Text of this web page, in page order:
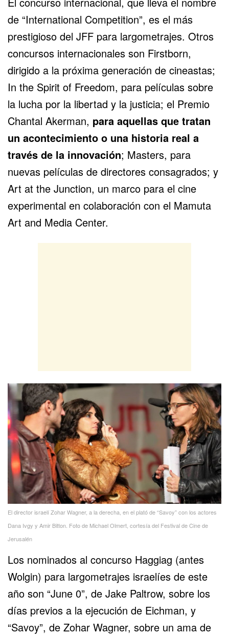
de “International Competition”, es el más
prestigioso del JFF para largometrajes. Otros
concursos internacionales son Firstborn,
dirigido a la próxima generación de cineastas;
In the Spirit of Freedom, para películas sobre
la lucha por la libertad y la justicia; el Premio
Chantal Akerman, para aquellas que tratan
un acontecimiento o una historia real a
través de la innovación; Masters, para
nuevas películas de directores consagrados; y
Art at the Junction, un marco para el cine
experimental en colaboración con el Mamuta
Art and Media Center.
El director israelí Zohar Wagner, a la derecha, en el plató de “Savoy” con los actores
Dana Ivgy y Amir Bitton. Foto de Michael Olmert, cortesía del Festival de Cine de
Jerusalén
Los nominados al concurso Haggiag (antes
Wolgin) para largometrajes israelíes de este
año son “June 0”, de Jake Paltrow, sobre los
días previos a la ejecución de Eichman, y
“Savoy”, de Zohar Wagner, sobre un ama de